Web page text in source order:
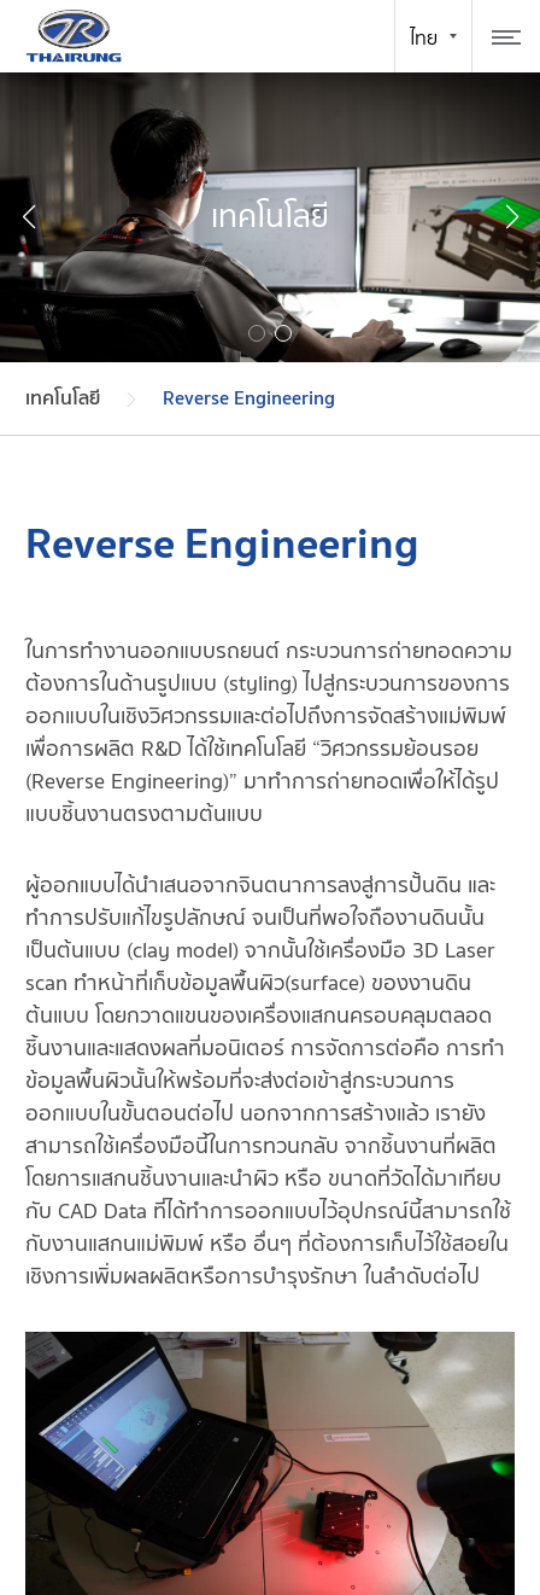
เทคโนโลยี
เทคโนโลยี Reverse Engineering
Reverse Engineering
ในการทำงานออกแบบรถยนต์ กระบวนการถ่ายทอดความ
ต้องการในด้านรูปแบบ (styling) ไปสู่กระบวนการของการ
ออกแบบในเชิงวิศวกรรมและต่อไปถึงการจัดสร้างแม่พิมพ์
เพื่อการผลิต R&D ได้ใช้เทคโนโลยี “วิศวกรรมย้อนรอย
(Reverse Engineering)” มาทำการถ่ายทอดเพื่อให้ได้รูป
แบบชิ้นงานตรงตามต้นแบบ
ผู้ออกแบบได้นำเสนอจากจินตนาการลงสู่การปั้นดิน และ
ทำการปรับแก้ไขรูปลักษณ์ จนเป็นที่พอใจถืองานดินนั้น
เป็นต้นแบบ (clay model) จากนั้นใช้เครื่องมือ 3D Laser
scan ทำหน้าที่เก็บข้อมูลพื้นผิว(surface) ของงานดิน
ต้นแบบ โดยกวาดแขนของเครื่องแสกนครอบคลุมตลอด
ชิ้นงานและแสดงผลที่มอนิเตอร์ การจัดการต่อคือ การทำ
ข้อมูลพื้นผิวนั้นให้พร้อมที่จะส่งต่อเข้าสู่กระบวนการ
ออกแบบในขั้นตอนต่อไป นอกจากการสร้างแล้ว เรายัง
สามารถใช้เครื่องมือนี้ในการทวนกลับ จากชิ้นงานที่ผลิต
โดยการแสกนชิ้นงานและนำผิว หรือ ขนาดที่วัดได้มาเทียบ
กับ CAD Data ที่ได้ทำการออกแบบไว้อุปกรณ์นี้สามารถใช้
กับงานแสกนแม่พิมพ์ หรือ อื่นๆ ที่ต้องการเก็บไว้ใช้สอยใน
เชิงการเพิ่มผลผลิตหรือการบำรุงรักษา ในลำดับต่อไป